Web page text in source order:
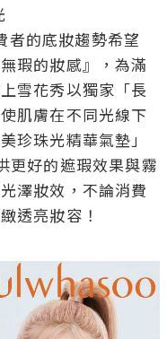
的底妝趨勢希望
瑕的妝感』，為滿
雪花秀以獨家「長
肌膚在不同光線下
珍珠光精華氣墊」
更好的遮瑕效果與霧
澤妝效，不論消費
透亮妝容！